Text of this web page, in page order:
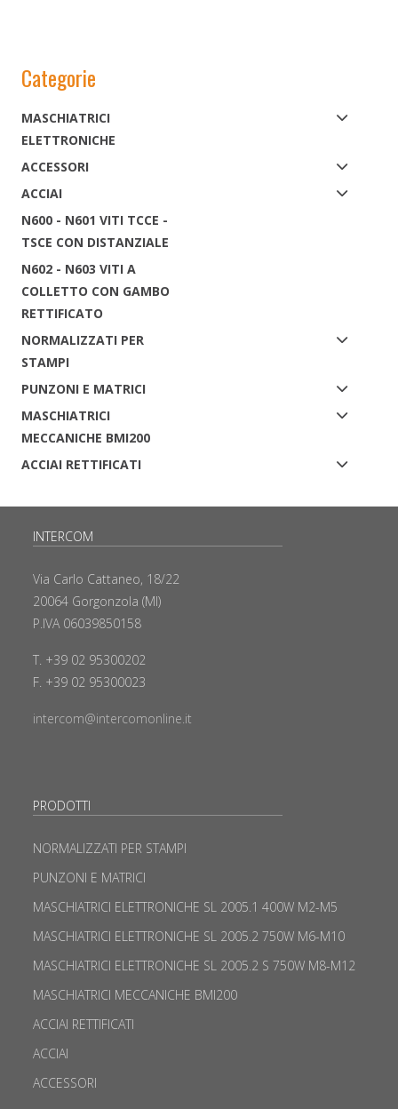
Categorie
MASCHIATRICI
ELETTRONICHE
ACCESSORI
ACCIAI
N600 - N601 VITI TCCE -
TSCE CON DISTANZIALE
N602 - N603 VITI A
COLLETTO CON GAMBO
RETTIFICATO
NORMALIZZATI PER
STAMPI
PUNZONI E MATRICI
MASCHIATRICI
MECCANICHE BMI200
ACCIAI RETTIFICATI
INTERCOM
Via Carlo Cattaneo, 18/22
20064 Gorgonzola (MI)
P.IVA 06039850158
T. +39 02 95300202
F. +39 02 95300023
intercom@intercomonline.it
PRODOTTI
NORMALIZZATI PER STAMPI
PUNZONI E MATRICI
MASCHIATRICI ELETTRONICHE SL 2005.1 400W M2-M5
MASCHIATRICI ELETTRONICHE SL 2005.2 750W M6-M10
MASCHIATRICI ELETTRONICHE SL 2005.2 S 750W M8-M12
MASCHIATRICI MECCANICHE BMI200
ACCIAI RETTIFICATI
ACCIAI
ACCESSORI